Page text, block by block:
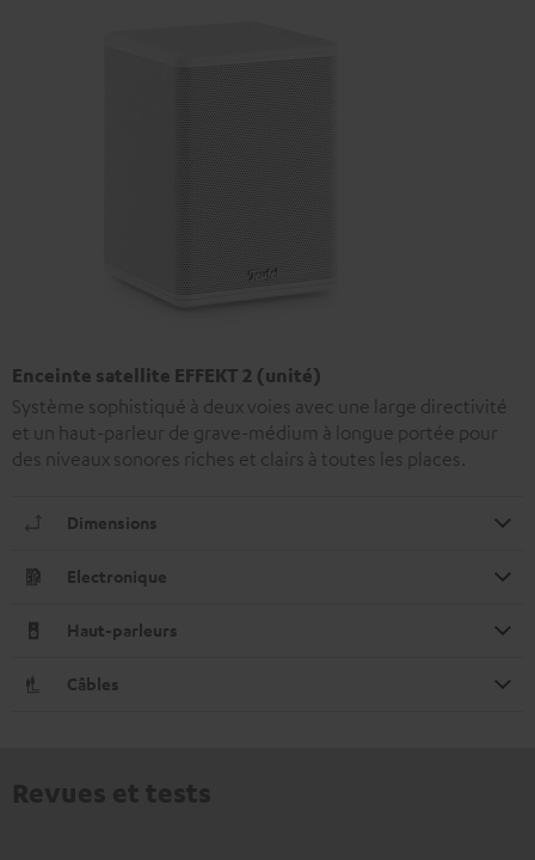
Enceinte satellite EFFEKT 2 (unité)
Système sophistiqué à deux voies avec une large directivité
et un haut-parleur de grave-médium à longue portée pour
des niveaux sonores riches et clairs à toutes les places.
Dimensions
Electronique
Haut-parleurs
Câbles